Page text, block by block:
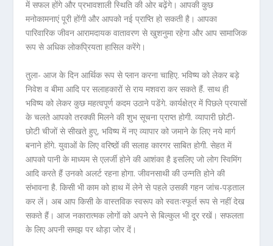
में सफल होंगे और प्रभावशाली स्थिति की ओर बढ़ेंगे। आपकी कुछ
मनोकामनाएं पूरी होंगी और आपको नई प्राप्ति हो सकती है। आपका
पारिवारिक जीवन आरामदायक वातावरण से खुशनुमा रहेगा और आप सामाजिक
रूप से अधिक लोकप्रियता हासिल करेंगे।
तुला- आज के दिन आर्थिक रूप से प्लान करना चाहिए. भविष्य को लेकर बड़े
निवेश व बीमा आदि पर सलाहकारों से राय मशवरा कर सकते हैं. साथ ही
भविष्य को लेकर कुछ महत्वपूर्ण कदम उठाने पडेंगे. कार्यक्षेत्र में पिछले प्रयासों
के चलते आपको तरक्की मिलने की शुभ सूचना प्राप्त होगी. व्यापारी छोटी-
छोटी चीजों से सीखते हुए, भविष्य में नए व्यापार को जमाने के लिए नये मार्ग
बनाने होंगे. युवाओं के लिए वरिष्ठों की सलाह कारगर साबित होगी. सेहत में
आपको पानी के माध्यम से एलर्जी होने की आशंका है इसलिए जो लोग स्विमिंग
आदि करते हैं उनको अलर्ट रहना होगा. जीवनसाथी की उन्नति होने की
संभावना है. किसी भी काम को हाथ में लेने से पहले उसकी गहन जांच-पड़ताल
कर लें। अब आप किसी के वास्तविक स्वरूप को स्वतःस्फूर्त रूप से नहीं देख
सकते हैं। आज नकारात्मक लोगों को अपने से बिल्कुल भी दूर रखें। सफलता
के लिए अपनी समझ पर थोड़ा जोर दें।